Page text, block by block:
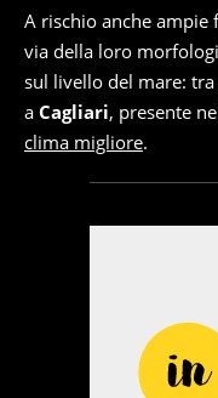
A rischio anche ampie
via della loro
sul livello del mare:
a Cagliari, presente
clima migliore.